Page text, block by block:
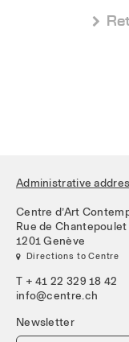

Administrative
Centre d’Art
Rue de
1201 Genève
 Directions to Centre
T + 41 22 329 18 42
info@centre.ch
Newsletter